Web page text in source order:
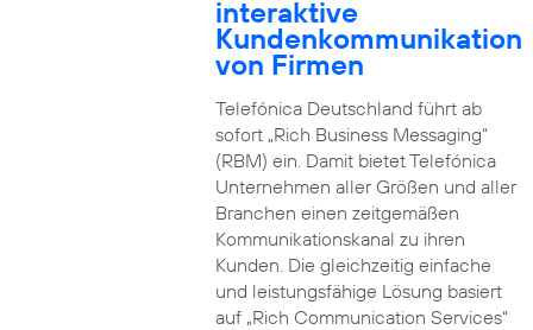
interaktive
Kundenkommunikation
von Firmen
Telefónica Deutschland führt ab
sofort „Rich Business Messaging“
(RBM) ein. Damit bietet Telefónica
Unternehmen aller Größen und aller
Branchen einen zeitgemäßen
Kommunikationskanal zu ihren
Kunden. Die gleichzeitig einfache
und leistungsfähige Lösung basiert
auf „Rich Communication Services“